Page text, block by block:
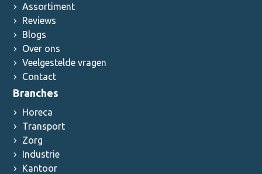
Assortiment
Reviews
Blogs
Over ons
Veelgestelde vragen
Contact
Branches
Horeca
Transport
Zorg
Industrie
Kantoor